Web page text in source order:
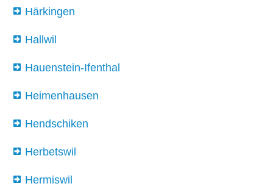
Härkingen
Hallwil
Hauenstein-Ifenthal
Heimenhausen
Hendschiken
Herbetswil
Hermiswil